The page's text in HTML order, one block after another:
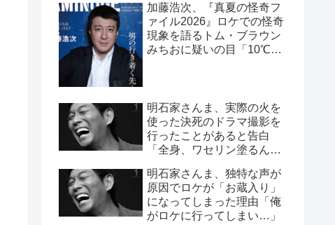
全く分かりませんでした」
加藤浩次、『真夏の怪奇フ
ァイル2026』ロケでの怪奇
現象を語るトム・ブラウン
みちおに疑いの目「10℃っ
明石家さんま、実際の火を
使った決死のドラマ撮影を
行ったことがあると告白
「全身、ワセリン塗るんで
明石家さんま、独特な声が
原因でロケが「お蔵入り」
になってしまった理由「俺
がロケに行ってしまい…」